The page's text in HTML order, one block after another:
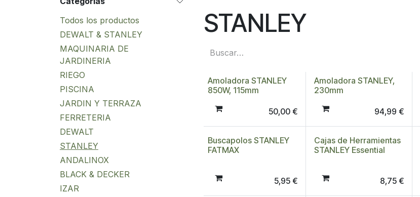
Todos los productos
DEWALT & STANLEY
MAQUINARIA DE
JARDINERIA
RIEGO
PISCINA
JARDIN Y TERRAZA
FERRETERIA
DEWALT
STANLEY
ANDALINOX
BLACK & DECKER
IZAR
STANLEY
Amoladora STANLEY
850W, 115mm
50,00 €
Amoladora STANLEY,
230mm
94,99 €
Buscapolos STANLEY
FATMAX
5,95 €
Cajas de Herramientas
STANLEY Essential
8,75 €